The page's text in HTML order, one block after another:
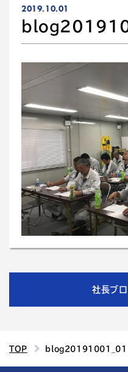
2019.10.01
社長ブ
TOP blog20191001_01